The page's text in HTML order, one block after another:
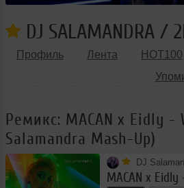
DJ SALAMANDRA /
Профиль Лента HOT100
Ремикс: MACAN x Eidly
Salamandra Mash-Up)
DJ